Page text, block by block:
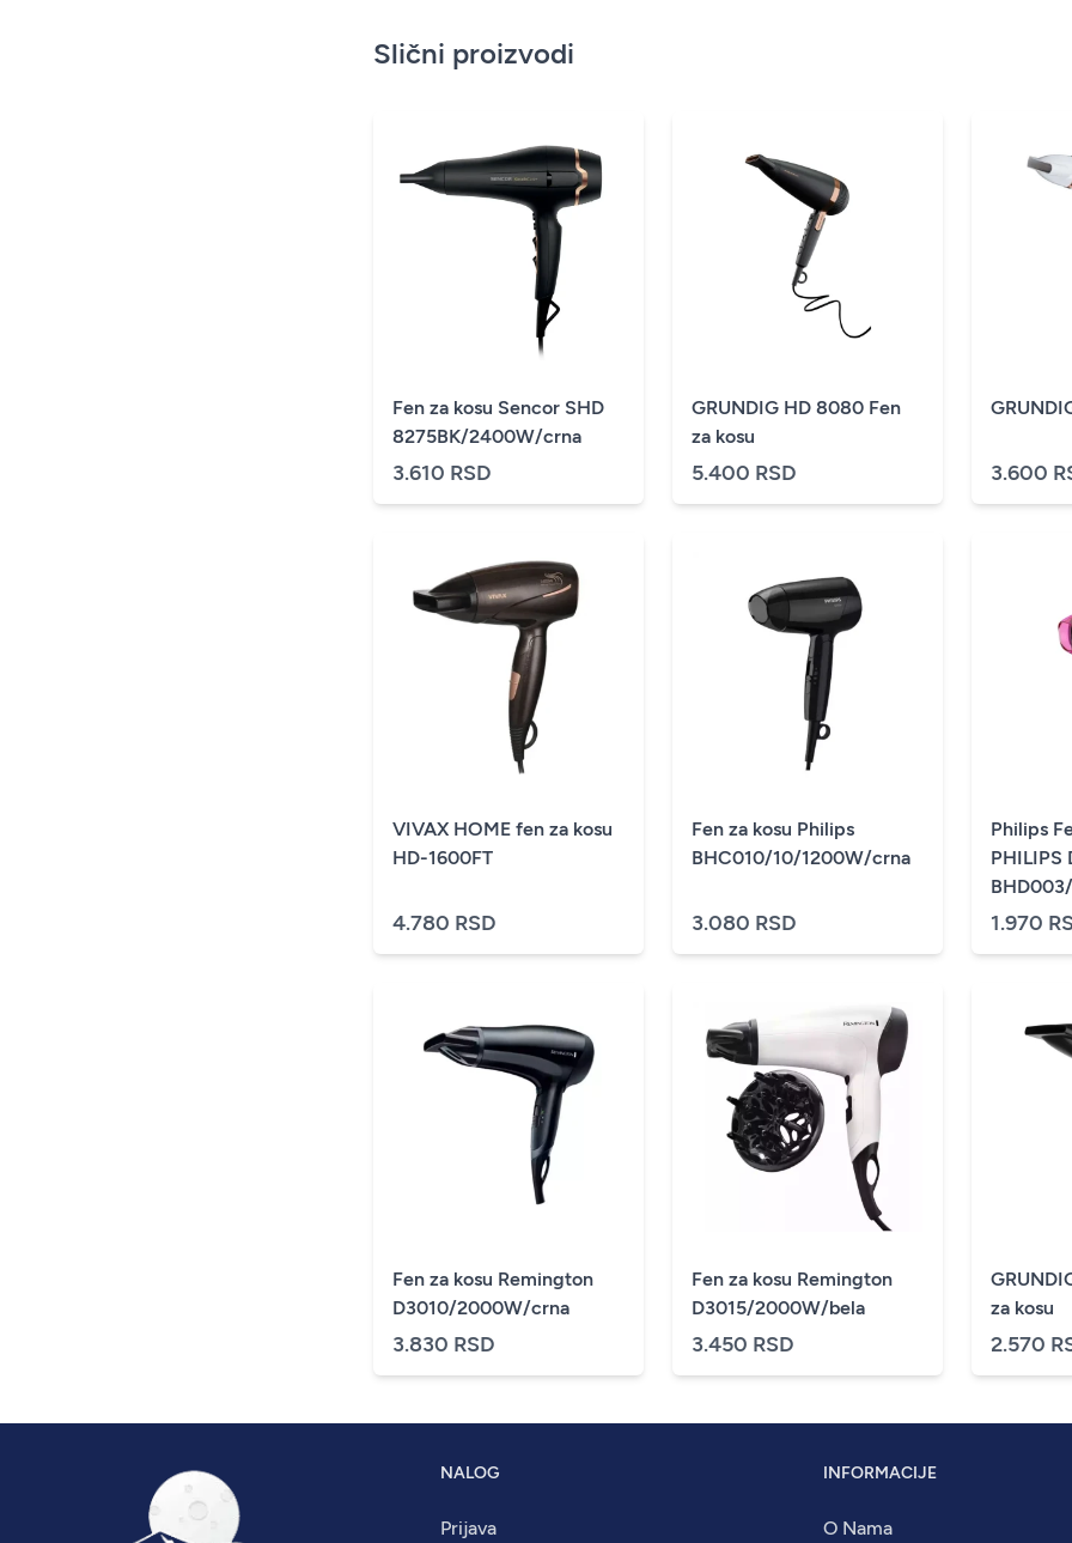
Slični proizvodi
Fen za kosu Sencor SHD
8275BK/2400W/crna
3.610 RSD
GRUNDIG HD 8080 Fen
za kosu
5.400 RSD 3.600
VIVAX HOME fen za kosu
HD-1600FT
4.780 RSD
Fen za kosu Philips
BHC010/10/1200W/crna
3.080 RSD
Philips
PHILIPS
1.970
Fen za kosu Remington
D3010/2000W/crna
3.830 RSD
Fen za kosu Remington
D3015/2000W/bela
3.450 RSD
za kosu
2.570
NALOG
Prijava
INFORMACIJE
O Nama